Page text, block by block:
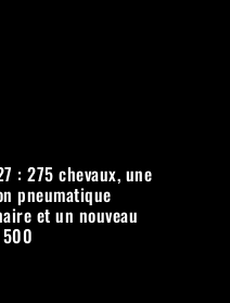
: 275 chevaux, une
pneumatique
et un nouveau